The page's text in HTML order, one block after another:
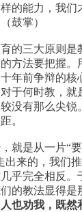
的能力，我们
鼓掌）
的三大原则是
方法要把握。
年前争辩的
于何时教，就
没有那么尖
。
就是从一片“
出来的，我们
乎完全相反
的教法显得是
也劝我，既